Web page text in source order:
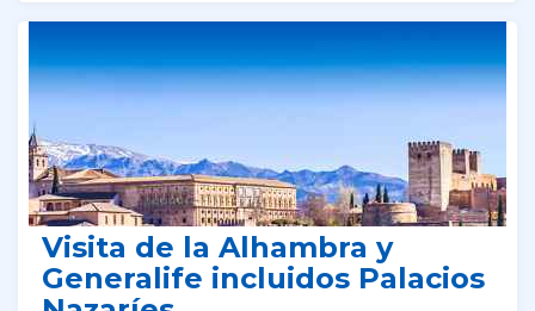
Tours relacionados
Visita de la Alhambra y
Generalife incluidos Palacios